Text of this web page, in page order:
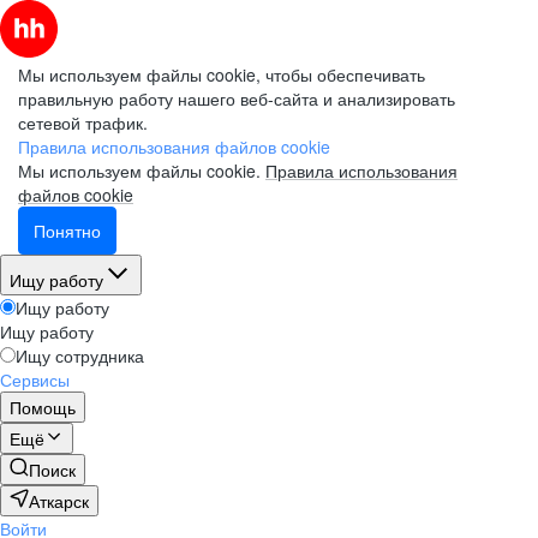
Мы используем файлы cookie, чтобы обеспечивать
правильную работу нашего веб-сайта и анализировать
сетевой трафик.
Правила использования файлов cookie
Мы используем файлы cookie. Правила использования
файлов cookie
Понятно
Ищу работу
Ищу работу
Ищу работу
Ищу сотрудника
Сервисы
Помощь
Ещё
Поиск
Аткарск
Войти